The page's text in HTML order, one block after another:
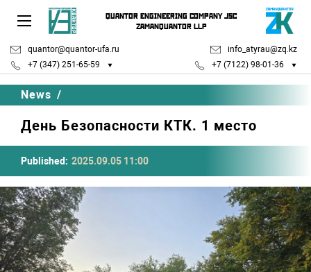
QUANTOR ENGINEERING COMPANY JSC
ZAMANQUANTOR LLP
quantor@quantor-ufa.ru
+7 (347) 251-65-59
info_atyrau@zq.kz
+7 (7122) 98-01-36
News /
День Безопасности КТК. 1 место
Published: 2025.09.05 11:00